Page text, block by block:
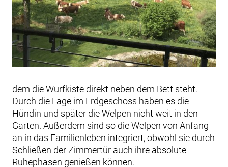
dem die Wurfkiste direkt neben dem Bett steht.
Durch die Lage im Erdgeschoss haben es die
Hündin und später die Welpen nicht weit in den
Garten. Außerdem sind so die Welpen von Anfang
an in das Familienleben integriert, obwohl sie durch
Schließen der Zimmertür auch ihre absolute
Ruhephasen genießen können.